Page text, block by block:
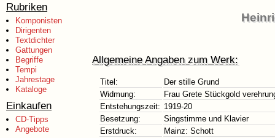
Rubriken
Komponisten
Dirigenten
Textdichter
Gattungen
Begriffe
Tempi
Jahrestage
Kataloge
Einkaufen
CD-Tipps
Angebote
Allgemeine Angaben zum Werk:
Titel:
Der stille Grund
Widmung:
Frau Grete Stückgold
Entstehungszeit: 1919-20
Besetzung:
Singstimme und Klavier
Erstdruck:
Mainz: Schott